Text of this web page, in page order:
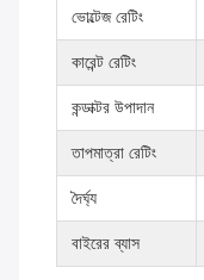
ভোল্টেজ রেটিং
কারেন্ট রেটিং
কন্ডাক্টর উপাদান
তাপমাত্রা রেটিং
দৈর্ঘ্য
বাইরের ব্যাস